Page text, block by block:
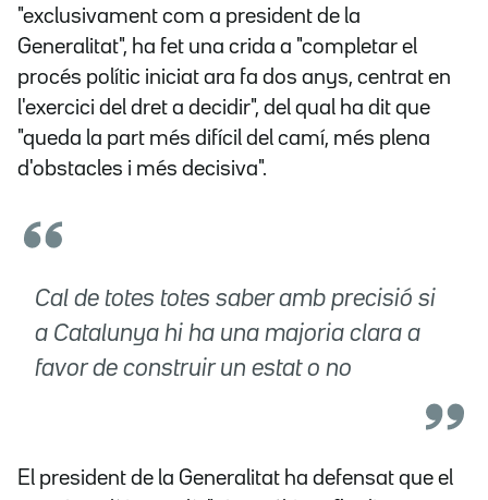
"exclusivament com a president de la
Generalitat", ha fet una crida a "completar el
procés polític iniciat ara fa dos anys, centrat en
l'exercici del dret a decidir", del qual ha dit que
"queda la part més difícil del camí, més plena
d'obstacles i més decisiva".
Cal de totes totes saber amb precisió si
a Catalunya hi ha una majoria clara a
favor de construir un estat o no
El president de la Generalitat ha defensat que el